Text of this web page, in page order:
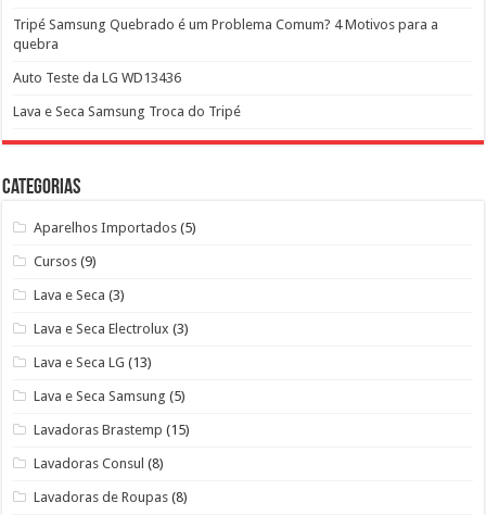
Tripé Samsung Quebrado é um Problema Comum? 4 Motivos para a
quebra
Auto Teste da LG WD13436
Lava e Seca Samsung Troca do Tripé
Categorias
Aparelhos Importados (5)
Cursos (9)
Lava e Seca (3)
Lava e Seca Electrolux (3)
Lava e Seca LG (13)
Lava e Seca Samsung (5)
Lavadoras Brastemp (15)
Lavadoras Consul (8)
Lavadoras de Roupas (8)